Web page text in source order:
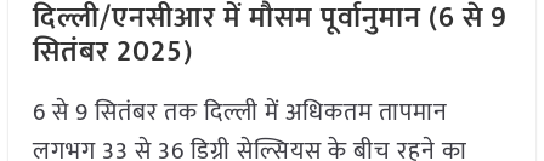
दिल्ली/एनसीआर में मौसम पूर्वानुमान (6 से 9
सितंबर 2025)
6 से 9 सितंबर तक दिल्ली में अधिकतम तापमान
लगभग 33 से 36 डिग्री सेल्सियस के बीच रहने का